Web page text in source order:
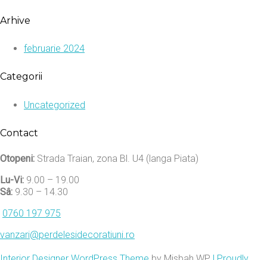
Arhive
februarie 2024
Categorii
Uncategorized
Contact
Otopeni: Strada Traian, zona Bl. U4 (langa Piata)
Lu-Vi: 9.00 – 19.00
Sâ: 9.30 – 14.30
0760 197 975
vanzari@perdelesidecoratiuni.ro